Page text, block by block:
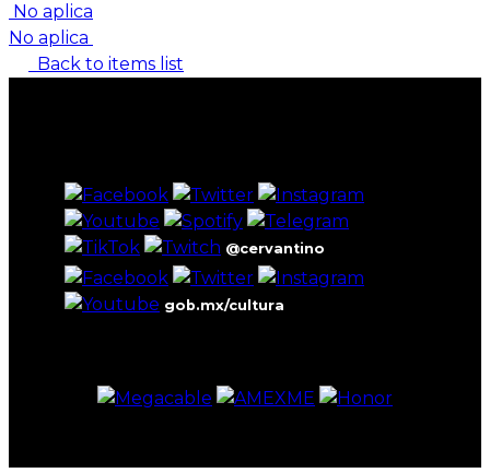
No aplica
No aplica
Back to items list
@cervantino
gob.mx/cultura